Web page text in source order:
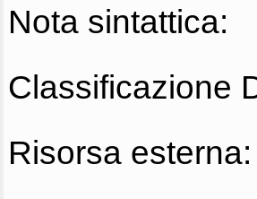
Nota sintattica:
Classificazione
Risorsa esterna: